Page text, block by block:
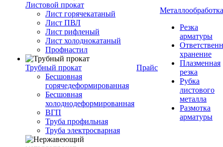
Листовой прокат
Лист горячекатаный
Лист ПВЛ
Лист рифленый
Лист холоднокатаный
Профнастил
Трубный прокат
Бесшовная
горячедеформированная
Бесшовная
холоднодеформированная
ВГП
Труба профильная
Труба электросварная
Прайс
Металлообработка
Резка
арматуры
хранение
Плазменная
резка
Рубка
листового
металла
Размотка
арматуры